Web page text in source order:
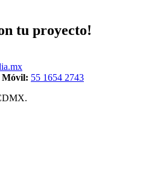
tu proyecto!
Móvil: 55 1654 2743